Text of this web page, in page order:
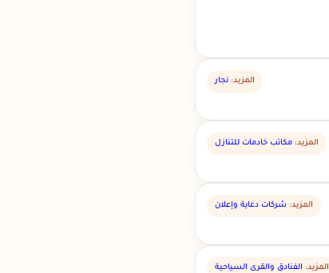
المزيد: نجار
المزيد: مكاتب خادمات للتنازل
المزيد: شركات دعاية وإعلان
المزيد: الفنادق والقرى السياحية